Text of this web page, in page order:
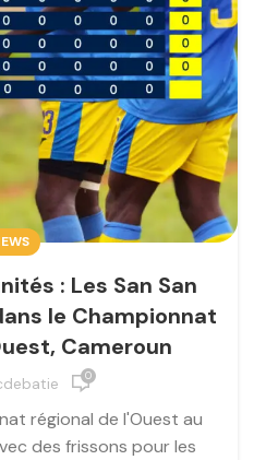
: Les San San
le Championnat
Cameroun
0
régional de l'Ouest au
des frissons pour les